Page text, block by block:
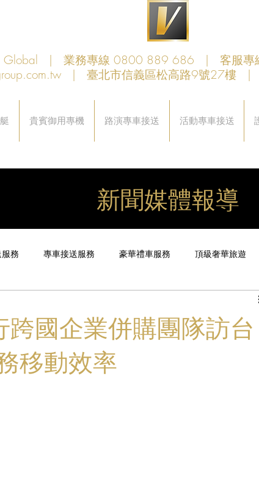
Global | 業務專線 0800 889 686 | 客服專
| 臺北市信義區松高路9號27樓 |
貴賓御用專機 路演專車接送 活動專車接送
新聞媒體報導
務 專車接送服務 豪華禮車服務 頂級奢華旅遊
跨國企業併購團隊訪台
移動效率